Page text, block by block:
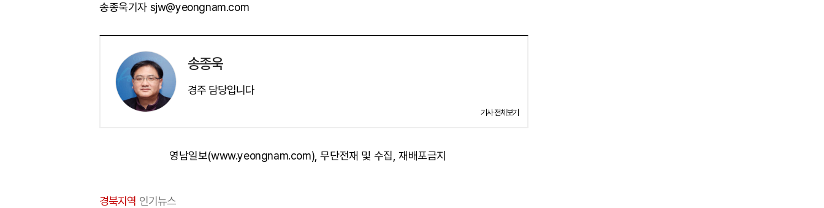
송종욱기자 sjw@yeongnam.com
송종욱
경주 담당입니다
기사 전체보기
영남일보(www.yeongnam.com), 무단전재 및 수집, 재배포금지
경북지역 인기뉴스